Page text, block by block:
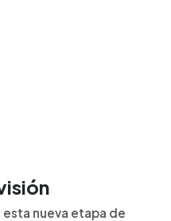
nueva etapa de